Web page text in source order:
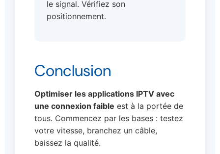
le signal. Vérifiez son
positionnement.
Conclusion
Optimiser les applications IPTV avec
une connexion faible est à la portée de
tous. Commencez par les bases : testez
votre vitesse, branchez un câble,
baissez la qualité.